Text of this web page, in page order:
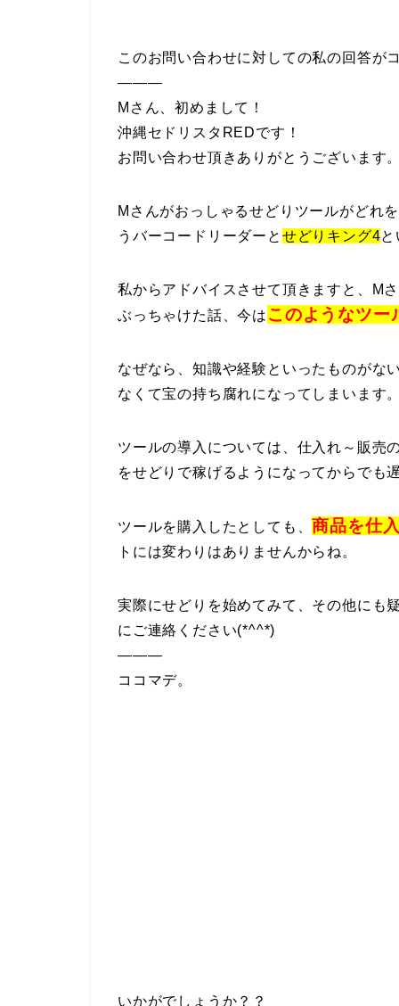
このお問い合わせに対しての私の回答がコ
———
Mさん、初めまして！
沖縄セドリスタREDです！
お問い合わせ頂きありがとうございます。
Mさんがおっしゃるせどりツールがどれ
うバーコードリーダーと せどりキング4と
私からアドバイスさせて頂きますと、M
ぶっちゃけた話、今は このようなツー
なぜなら、知識や経験といったものがな
なくて宝の持ち腐れになってしまいます。
ツールの導入については、仕入れ～販売
をせどりで稼げるようになってからでも
ツールを購入したとしても、 商品を仕
トには変わりはありませんからね。
実際にせどりを始めてみて、その他にも
にご連絡ください(*^^*)
———
ココマデ。
いかがでしょうか？？